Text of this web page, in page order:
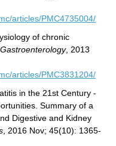
articles/PMC4735004/
of chronic
, 2013
articles/PMC3831204/
in the 21st Century -
Summary of a
Digestive and Kidney
, 2016 Nov; 45(10): 1365-